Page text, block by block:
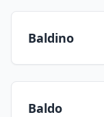
Baldino
Baldo